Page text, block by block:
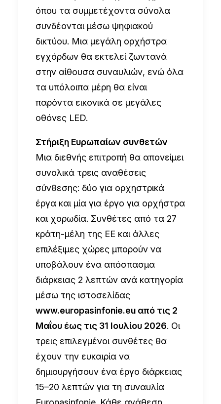
όπου τα συμμετέχοντα σύνολα
συνδέονται μέσω ψηφιακού
δικτύου. Μια μεγάλη ορχήστρα
εγχόρδων θα εκτελεί ζωντανά
στην αίθουσα συναυλιών, ενώ όλα
τα υπόλοιπα μέρη θα είναι
παρόντα εικονικά σε μεγάλες
οθόνες LED.
Στήριξη Ευρωπαίων συνθετών
Μια διεθνής επιτροπή θα απονείμει
συνολικά τρεις αναθέσεις
σύνθεσης: δύο για ορχηστρικά
έργα και μία για έργο για ορχήστρα
και χορωδία. Συνθέτες από τα 27
κράτη-μέλη της ΕΕ και άλλες
επιλέξιμες χώρες μπορούν να
υποβάλουν ένα απόσπασμα
διάρκειας 2 λεπτών ανά κατηγορία
μέσω της ιστοσελίδας
www.europasinfonie.eu από τις 2
Μαΐου έως τις 31 Ιουλίου 2026. Οι
τρεις επιλεγμένοι συνθέτες θα
έχουν την ευκαιρία να
δημιουργήσουν ένα έργο διάρκειας
15–20 λεπτών για τη συναυλία